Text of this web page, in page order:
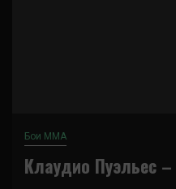
Бои ММА
Клаудио Пуэльес